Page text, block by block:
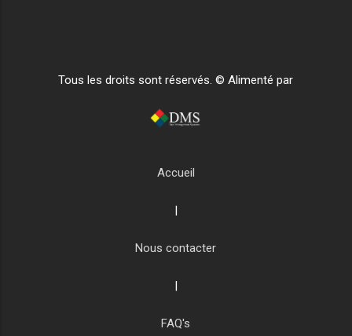
Tous les droits sont réservés. © Alimenté par
Accueil
Nous contacter
FAQ's